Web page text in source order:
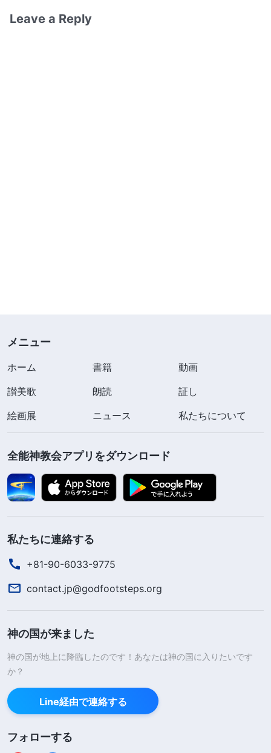
Leave a Reply
メニュー
ホーム 書籍
動画
讃美歌
朗読
証し
絵画展
ニュース 私たちについて
全能神教会アプリをダウンロード
私たちに連絡する
+81-90-6033-9775
contact.jp@godfootsteps.org
神の国が来ました
神の国が地上に降臨したのです！あなたは神の国に入りたいです
か？
Line経由で連絡する
フォローする